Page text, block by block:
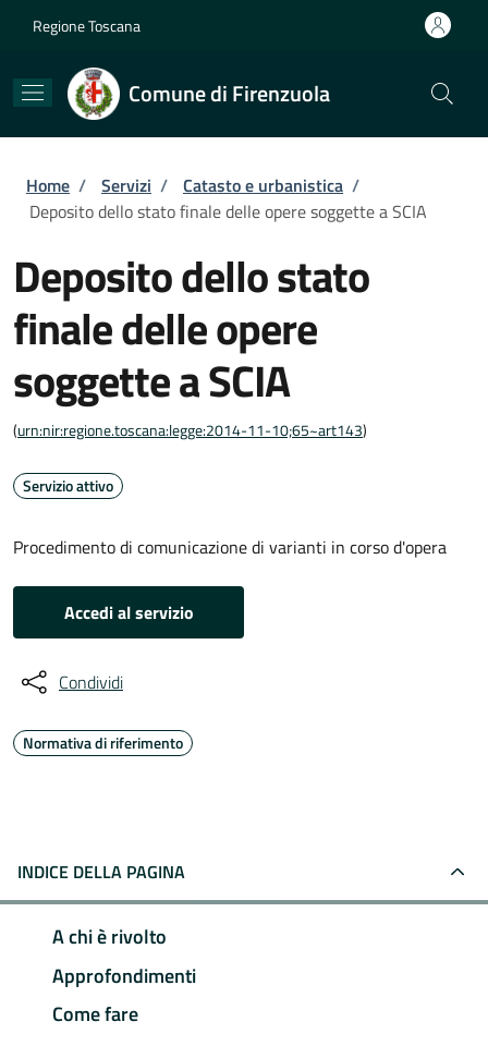
Regione Toscana
Comune di Firenzuola
Briciole di pane
Home / Servizi / Catasto e urbanistica /
Deposito dello stato finale delle opere soggette a SCIA
Deposito dello stato
finale delle opere
soggette a SCIA
(urn:nir:regione.toscana:legge:2014-11-10;65~art143)
Servizio attivo
Procedimento di comunicazione di varianti in corso d'opera
Accedi al servizio
Condividi
Normativa di riferimento
INDICE DELLA PAGINA
A chi è rivolto
Approfondimenti
Come fare